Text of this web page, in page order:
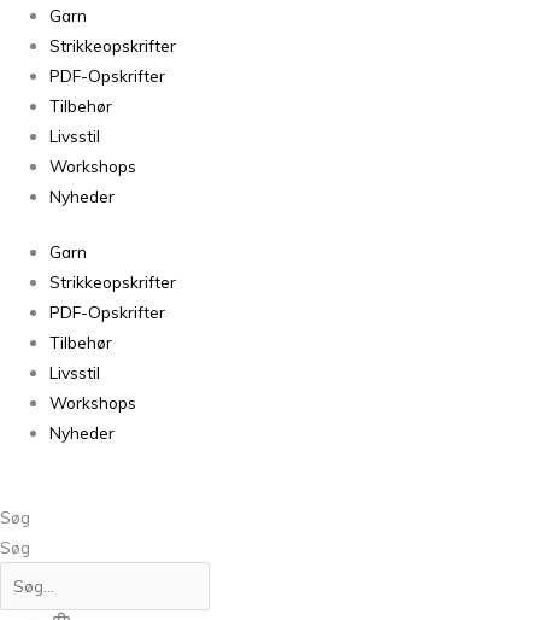
Garn
Strikkeopskrifter
PDF-Opskrifter
Tilbehør
Livsstil
Workshops
Nyheder
Garn
Strikkeopskrifter
PDF-Opskrifter
Tilbehør
Livsstil
Workshops
Nyheder
Søg
Søg
Merci
Fairy
1770
antal